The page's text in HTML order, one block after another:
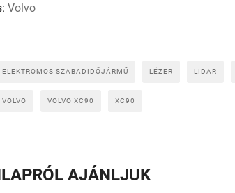
Volvo
ELEKTROMOS SZABADIDŐJÁRMŰ LÉZER LIDAR
VOLVO VOLVO XC90 XC90
AJÁNLJUK